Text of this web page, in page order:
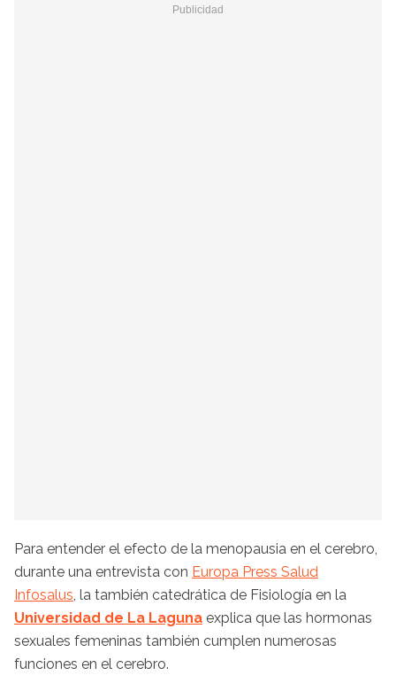
Para entender el efecto de la menopausia en el cerebro,
durante una entrevista con Europa Press Salud
Infosalus, la también catedrática de Fisiología en la
Universidad de La Laguna explica que las hormonas
sexuales femeninas también cumplen numerosas
funciones en el cerebro.